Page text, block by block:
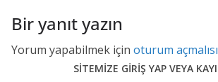
Bir yanıt yazın
Yorum yapabilmek için oturum
SİTEMİZE GİRİŞ YAP VEYA